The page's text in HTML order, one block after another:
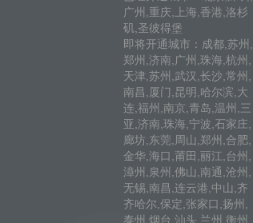
广州,重庆,上海,香港,洛杉
矶,圣彼得堡
即将开通城市：成都,苏州,
郑州,济南,广州,珠海,杭州,
天津,苏州,武汉,长沙,常州,
南昌,厦门,昆明,哈尔滨,大
连,福州,南京,青岛,温州,三
亚,济南,珠海,宁波,石家庄,
廊坊,东莞,周山,郑州,合肥,
金华,海口,莆田,丽江,台州,
漳州,泉州,佛山,南通,沧州,
无锡,南昌,连云港,中山,齐
齐哈尔,保定,张家口,扬州,
泰州,烟台,汕头,兰州,衡州,